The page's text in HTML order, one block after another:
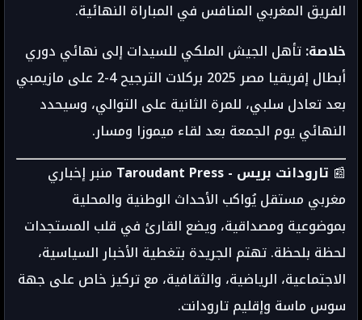
الفريق المغربي المنافس في المباراة النهائية.
خلاصة:تأهل الجيش الملكي للسيدات إلى نهائي دوري
أبطال إفريقيا مصر 2025 بركلات الترجيح 4-2 على مازيمبي
بعد تعادل سلبي، للمرة الثانية على التوالي، وسيحدد
النهائي يوم الجمعة بعد لقاء ميموزا ومسار.
📰 تارودانت بريس - Taroudant Press
منبر إخباري
مغربي مستقل يُواكب الأحداث الوطنية والمحلية
بموضوعية ومصداقية، ويضع القارئ في قلب المستجدات
لحظة بلحظة. تهتم الجريدة بتغطية الأخبار السياسية،
الاجتماعية، الرياضية، والثقافية، مع تركيز خاص على جهة
سوس ماسة وإقليم تارودانت.